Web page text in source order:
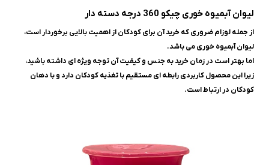
لیوان آبمیوه خوری چیکو 360 درجه دسته دار
از جمله لوزام ضروری که خرید آن برای کودکان از اهمیت بالایی برخوردار است،
لیوان آبمیوه خوری می باشد.
اما بهتر است در زمان خرید به جنس و کیفیت آن توجه ویژه ای داشته باشید،
زیرا این محصول کاربردی رابطه ای مستقیم با تغذیه کودکان دارد و با دهان
کودکان در ارتباط است.